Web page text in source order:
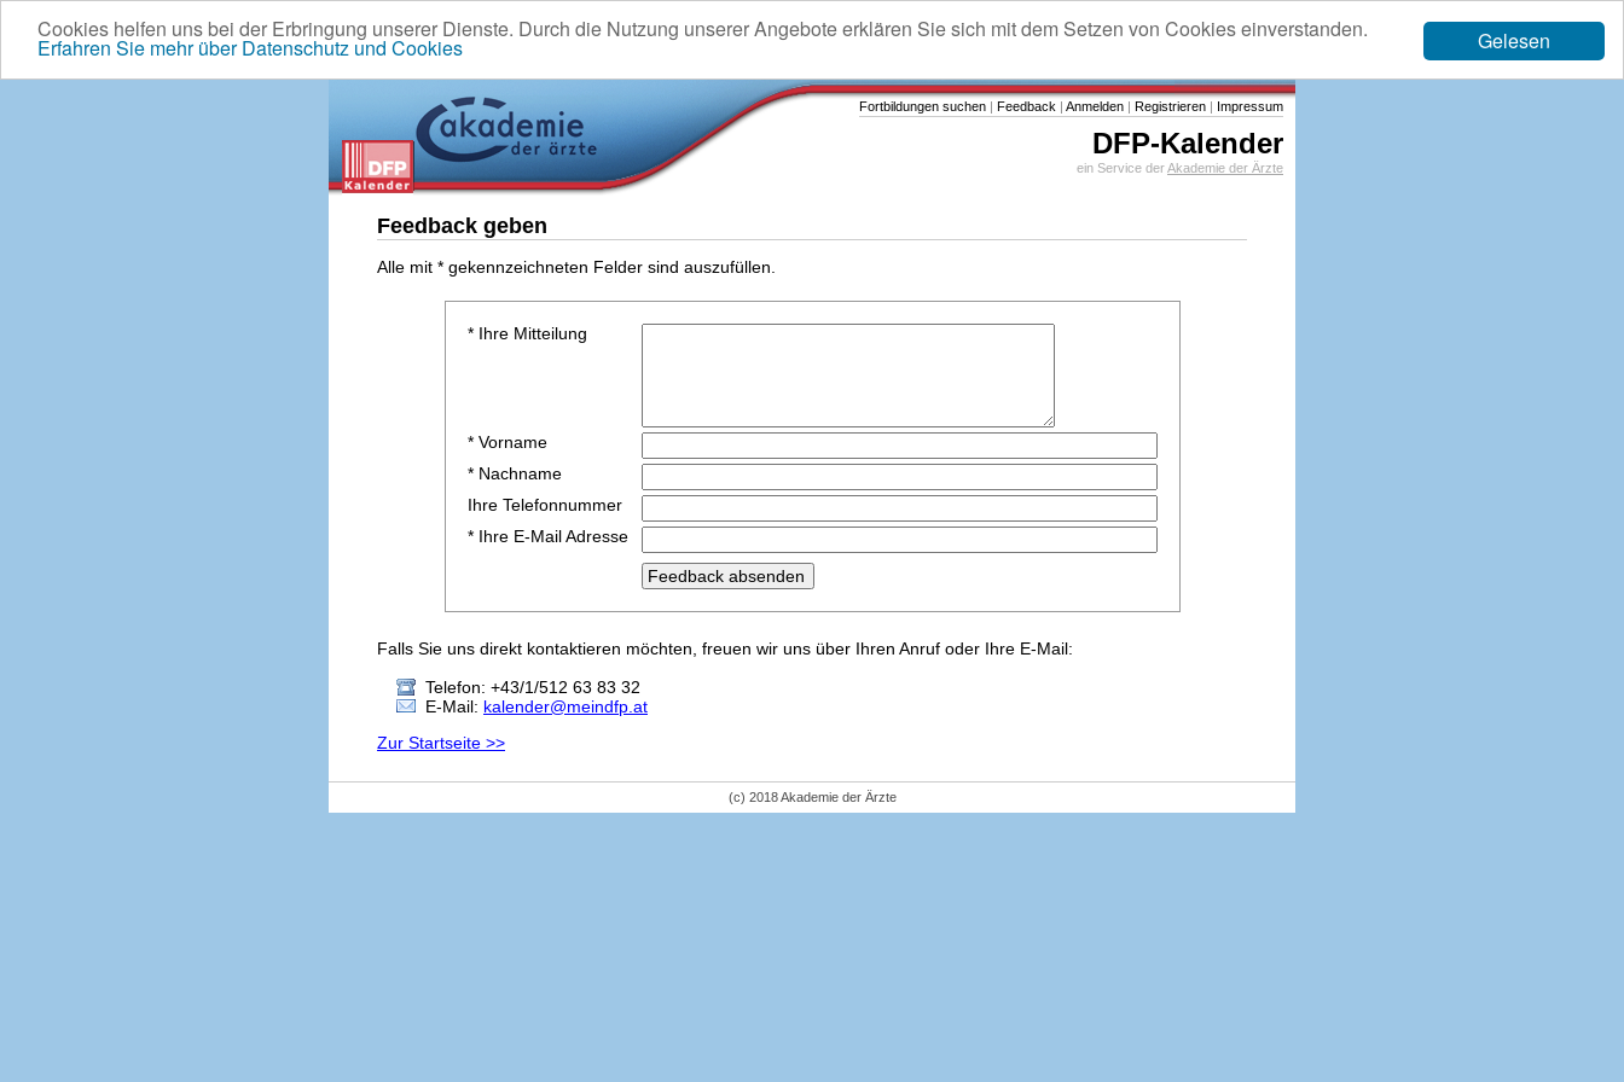
Gelesen
Cookies helfen uns bei der Erbringung unserer Dienste. Durch die Nutzung unserer Angebote erklären Sie sich mit dem Setzen von Cookies einverstanden.
Erfahren Sie mehr über Datenschutz und Cookies
Fortbildungen suchen | Feedback | Anmelden | Registrieren | Impressum
DFP-Kalender
ein Service derAkademie der Ärzte
Feedback geben
Alle mit * gekennzeichneten Felder sind auszufüllen.
* Ihre Mitteilung
* Vorname
* Nachname
Ihre Telefonnummer
* Ihre E-Mail Adresse
Falls Sie uns direkt kontaktieren möchten, freuen wir uns über Ihren Anruf oder Ihre E-Mail:
Telefon: +43/1/512 63 83 32
E-Mail: kalender@meindfp.at
Zur Startseite >>
(c) 2018 Akademie der Ärzte